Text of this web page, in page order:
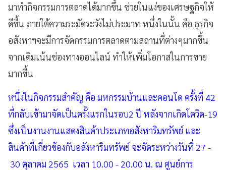
มาทำกิจกรรมการตลาดได้มากขึ้น ช่วยในแง่ของเศรษฐกิจให้
ดีขึ้น ภายใต้ความระมัดระวังไม่ประมาท หนึ่งในนั้น คือ ธุรกิจ
อสังหาฯจะมีการจัดกรรมการตลาดตามสถานที่ต่างๆมากขึ้น
จากเดิมเน้นช่องทางออนไลน์ ทำให้เพิ่มโอกาสในการขาย
มากขึ้น
หนึ่งในกิจกรรมสำคัญ คือ มหกรรมบ้านและคอนโด ครั้งที่ 42
ที่กลับเข้ามาจัดเป็นครั้งแรกในรอบ2 ปี หลังจากเกิดโควิด-19
ซึ่งเป็นงานงานแสดงสินค้าประเภทอสังหาริมทรัพย์ และ
สินค้าที่เกี่ยวข้องกับอสังหาริมทรัพย์ จะจัดระหว่างวันที่ 27 -
30 ตุลาคม 2565 เวลา 10.00 - 20.00 น. ณ ศูนย์การ